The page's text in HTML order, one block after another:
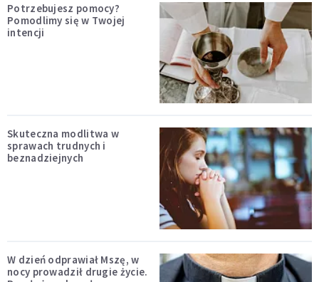
Potrzebujesz pomocy?
Pomodlimy się w Twojej
intencji
Skuteczna modlitwa w
sprawach trudnych i
beznadziejnych
W dzień odprawiał Mszę, w
nocy prowadził drugie życie.